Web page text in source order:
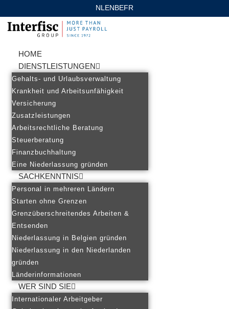
Ga
inhoud
NLENBEFR
HOME
DIENSTLEISTUNGEN
Gehalts- und Urlaubsverwaltung
Krankheit und Arbeitsunfähigkeit
Versicherung
Zusatzleistungen
Arbeitsrechtliche Beratung
Steuerberatung
Finanzbuchhaltung
Eine Niederlassung gründen
SACHKENNTNIS
Personal in mehreren Ländern
Starten ohne Grenzen
Grenzüberschreitendes Arbeiten &
Entsenden
Niederlassung in Belgien gründen
Niederlassung in den Niederlanden
gründen
Länderinformationen
WER SIND SIE
Internationaler Arbeitgeber